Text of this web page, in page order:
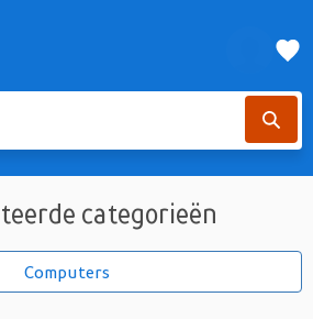
categorieën
Computers